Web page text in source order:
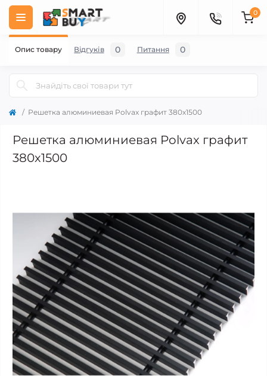
0
Решетка алюминиевая Polvax графит 380х1500
Решетка алюминиевая Polvax графит
380х1500
Опис товару Відгуків 0 Питання 0